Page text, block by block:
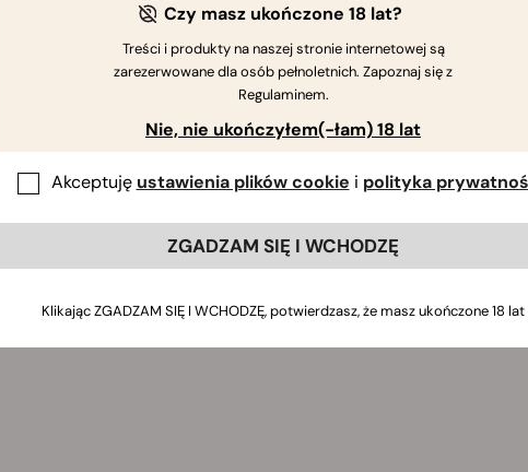
Czy masz ukończone 18 lat?
Treści i produkty na naszej stronie internetowej są
zarezerwowane dla osób pełnoletnich. Zapoznaj się z
Regulaminem.
Nie, nie ukończyłem(-łam) 18 lat
Akceptuję ustawienia plików cookie i polityka
ZGADZAM SIĘ I WCHODZĘ
Klikając ZGADZAM SIĘ I WCHODZĘ, potwierdzasz, że masz ukończone 18 lat